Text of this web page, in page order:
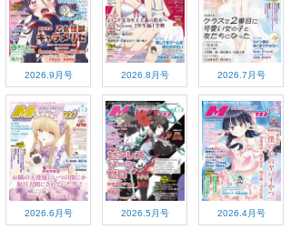
2026.9月号 2026.8月号 2026.7月号
2026.6月号 2026.5月号 2026.4月号